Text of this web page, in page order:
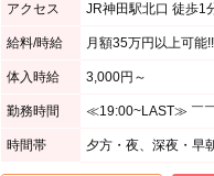
アクセス
給料/時給 月額35万円以上可能
体入時給 3,000円～
勤務時間
時間帯 夕方・夜、深夜・早